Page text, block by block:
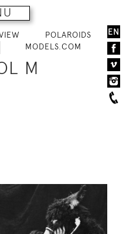
EN
POLAROIDS
MODELS.COM
M